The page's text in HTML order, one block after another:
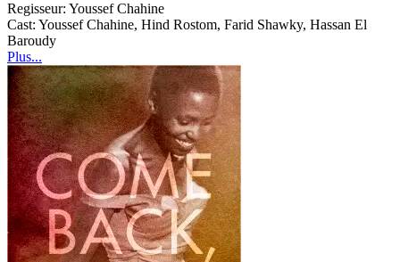
Regisseur: Youssef Chahine
Cast: Youssef Chahine, Hind Rostom, Farid Shawky, Hassan El
Baroudy
Plus...